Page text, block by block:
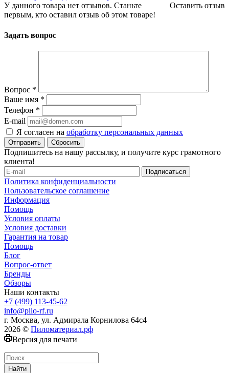
Оставить отзыв
У данного товара нет отзывов. Станьте
первым, кто оставил отзыв об этом товаре!
Задать вопрос
Вопрос *
Ваше имя *
Телефон *
E-mail
Я согласен на обработку персональных данных
Сбросить
Подпишитесь на нашу рассылку, и получите курс грамотного
клиента!
Политика конфиденциальности
Пользовательское соглашение
Информация
Помощь
Условия оплаты
Условия доставки
Гарантия на товар
Помощь
Блог
Вопрос-ответ
Бренды
Обзоры
Наши контакты
+7 (499) 113-45-62
info@pilo-rf.ru
г. Москва, ул. Адмирала Корнилова 64с4
2026 © Пиломатериал.рф
Версия для печати
Найти